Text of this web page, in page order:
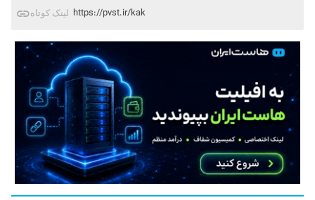
لینک کوتاه https://pvst.ir/kak